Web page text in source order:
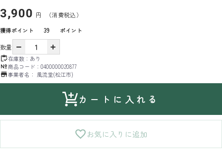
3,900 円 （消費税込）
獲得ポイント 39 ポイント
数量
在庫数： あり
商品コード： 0400000020877
事業者名： 風流堂(松江市)
カートに入れる
お気に入りに追加